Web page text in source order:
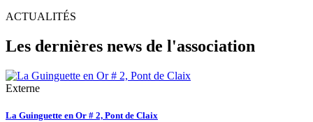
ACTUALITÉS
Les dernières news de l'association
Externe
La Guinguette en Or # 2, Pont de Claix